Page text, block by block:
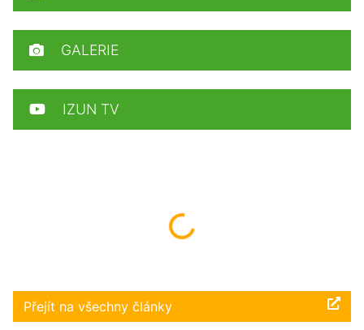
Načítám...
Přejít na všechny články
GALERIE
IZUN TV